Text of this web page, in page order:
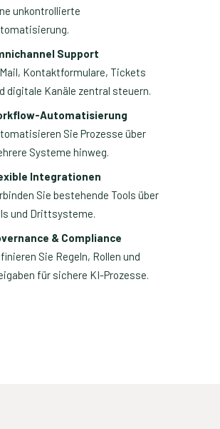
unkontrollierte
Support
Kontaktformulare, Tickets
digitale Kanäle zentral steuern.
Automatisierung
Sie Prozesse über
Systeme hinweg.
Integrationen
Sie bestehende Tools über
und Drittsysteme.
& Compliance
Sie Regeln, Rollen und
für sichere KI-Prozesse.